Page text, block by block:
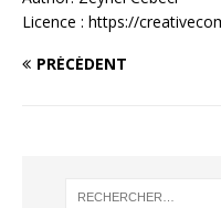
Licence : https://
PRÉCÉDENT